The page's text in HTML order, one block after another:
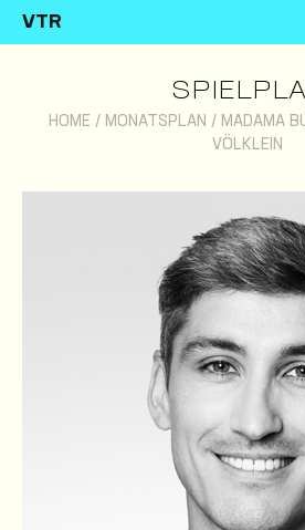
VTR
HOME / MONATSPLAN / MADAMA
VÖLKLEIN